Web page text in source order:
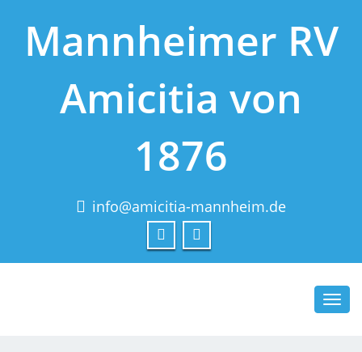
Mannheimer RV
Amicitia von
1876
info@amicitia-mannheim.de